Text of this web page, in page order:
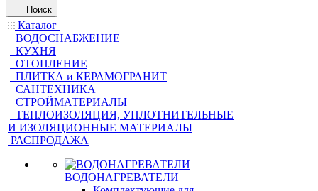
Поиск
Каталог
ВОДОСНАБЖЕНИЕ
КУХНЯ
ОТОПЛЕНИЕ
ПЛИТКА и КЕРАМОГРАНИТ
САНТЕХНИКА
СТРОЙМАТЕРИАЛЫ
ТЕПЛОИЗОЛЯЦИЯ, УПЛОТНИТЕЛЬНЫЕ
И ИЗОЛЯЦИОННЫЕ МАТЕРИАЛЫ
РАСПРОДАЖА
ВОДОНАГРЕВАТЕЛИ